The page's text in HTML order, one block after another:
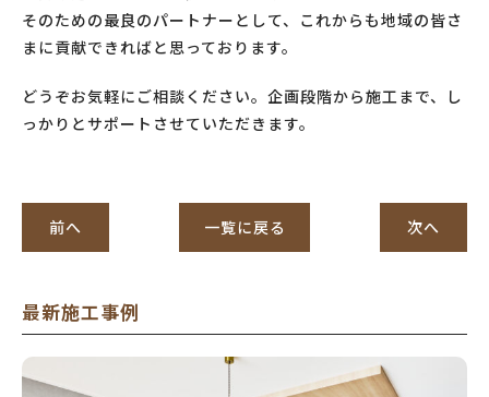
そのための最良のパートナーとして、これからも地域の皆さ
まに貢献できればと思っております。
どうぞお気軽にご相談ください。企画段階から施工まで、し
っかりとサポートさせていただきます。
前へ 一覧に戻る 次へ
最新施工事例